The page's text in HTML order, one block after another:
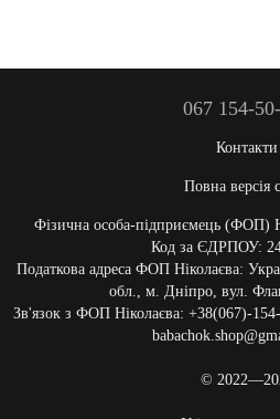
067 154-
Контакти
Повна версія
Фізична особа-підприємець (ФОП)
Код за ЄДРПОУ:
Податкова адреса ФОП Ніколаєва:
обл., м. Дніпро, вул.
Зв'язок з ФОП Ніколаєва: +38(067)-
©